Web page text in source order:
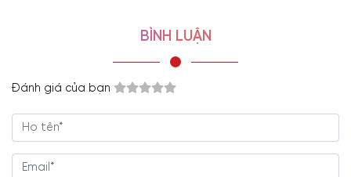
1. Chất liệu gỗ óc chó cao cấp
BÌNH LUẬN
Đánh giá của bạn